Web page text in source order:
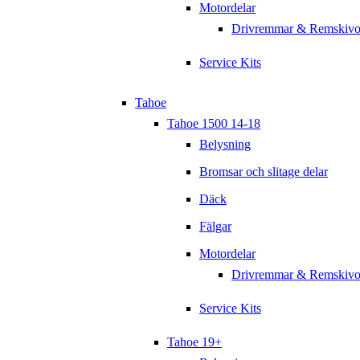
Motordelar
Drivremmar &
Service Kits
Tahoe
Tahoe 1500 14-18
Belysning
Bromsar och slitage delar
Däck
Fälgar
Motordelar
Drivremmar &
Service Kits
Tahoe 19+